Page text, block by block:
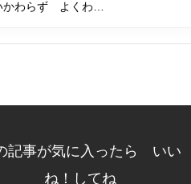
かわらず よくわ…
記事が気に入ったら いい
ね！してね